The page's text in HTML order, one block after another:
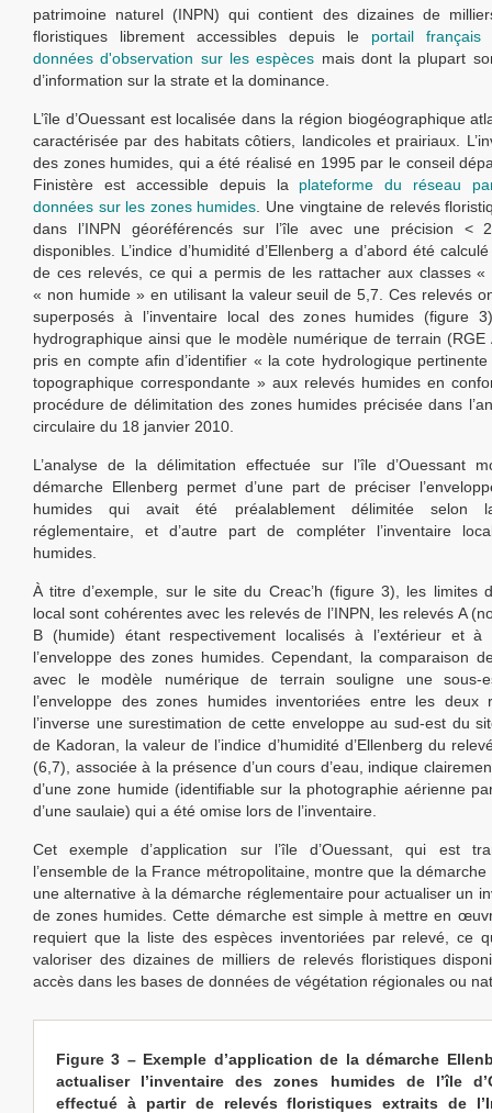
patrimoine naturel (INPN) qui contient des dizaines de
floristiques librement accessibles depuis le portail français
données d'observation sur les espèces mais dont la plupart
d’information sur la strate et la dominance.
L’île d’Ouessant est localisée dans la région biogéographique
caractérisée par des habitats côtiers, landicoles et prairiaux.
des zones humides, qui a été réalisé en 1995 par le conseil
Finistère est accessible depuis la plateforme du réseau
données sur les zones humides . Une vingtaine de relevés
dans l’INPN géoréférencés sur l’île avec une précision <
disponibles. L’indice d’humidité d’Ellenberg a d’abord été
de ces relevés, ce qui a permis de les rattacher aux classes «
« non humide » en utilisant la valeur seuil de 5,7. Ces relevés
superposés à l’inventaire local des zones humides (figure
hydrographique ainsi que le modèle numérique de terrain (RGE
pris en compte afin d’identifier « la cote hydrologique
topographique correspondante » aux relevés humides en
procédure de délimitation des zones humides précisée dans
circulaire du 18 janvier 2010.
L’analyse de la délimitation effectuée sur l’île d’Ouessant
démarche Ellenberg permet d’une part de préciser
humides qui avait été préalablement délimitée selon
réglementaire, et d’autre part de compléter l’inventaire
humides.
À titre d’exemple, sur le site du Creac’h (figure 3), les limites
local sont cohérentes avec les relevés de l’INPN, les relevés A
B (humide) étant respectivement localisés à l’extérieur et à
l’enveloppe des zones humides. Cependant, la comparaison
avec le modèle numérique de terrain souligne une sous-
l’enveloppe des zones humides inventoriées entre les deux
l’inverse une surestimation de cette enveloppe au sud-est du
de Kadoran, la valeur de l’indice d’humidité d’Ellenberg du
(6,7), associée à la présence d’un cours d’eau, indique
d’une zone humide (identifiable sur la photographie aérienne
d’une saulaie) qui a été omise lors de l’inventaire.
Cet exemple d’application sur l’île d’Ouessant, qui est
l’ensemble de la France métropolitaine, montre que la
une alternative à la démarche réglementaire pour actualiser un
de zones humides. Cette démarche est simple à mettre en
requiert que la liste des espèces inventoriées par relevé, ce
valoriser des dizaines de milliers de relevés floristiques
accès dans les bases de données de végétation régionales ou
Figure 3 – Exemple d’application de la démarche
actualiser l’inventaire des zones humides de l’île
effectué à partir de relevés floristiques extraits de